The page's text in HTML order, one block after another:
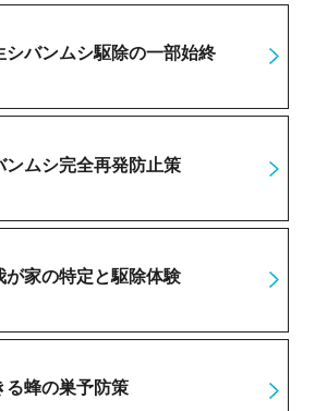
シバンムシ駆除の一部始終
ンムシ完全再発防止策
が家の特定と駆除体験
る蜂の巣予防策